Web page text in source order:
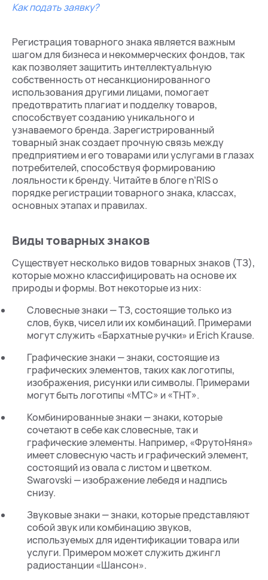
Как подать заявку?
Регистрация товарного знака является важным
шагом для бизнеса и некоммерческих фондов, так
как позволяет защитить интеллектуальную
собственность от несанкционированного
использования другими лицами, помогает
предотвратить плагиат и подделку товаров,
способствует созданию уникального и
узнаваемого бренда. Зарегистрированный
товарный знак создает прочную связь между
предприятием и его товарами или услугами в глазах
потребителей, способствуя формированию
лояльности к бренду. Читайте в блоге n’RIS о
порядке регистрации товарного знака, классах,
основных этапах и правилах.
Виды товарных знаков
Существует несколько видов товарных знаков (ТЗ),
которые можно классифицировать на основе их
природы и формы. Вот некоторые из них:
Словесные знаки — ТЗ, состоящие только из
слов, букв, чисел или их комбинаций. Примерами
могут служить «Бархатные ручки» и Erich Krause.
Графические знаки — знаки, состоящие из
графических элементов, таких как логотипы,
изображения, рисунки или символы. Примерами
могут быть логотипы «МТС» и «ТНТ».
Комбинированные знаки — знаки, которые
сочетают в себе как словесные, так и
графические элементы. Например, «ФрутоНяня»
имеет словесную часть и графический элемент,
состоящий из овала с листом и цветком.
Swarovski — изображение лебедя и надпись
снизу.
Звуковые знаки — знаки, которые представляют
собой звук или комбинацию звуков,
используемых для идентификации товара или
услуги. Примером может служить джингл
радиостанции «Шансон».